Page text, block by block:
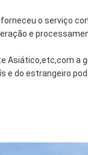
o serviço
e
Asiático,etc,com a
e do estrangeiro